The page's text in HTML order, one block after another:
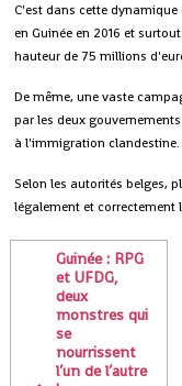
C'est dans cette
en Guinée en 2016 et
hauteur de 75 millions
De même, une vaste
par les deux
à l'immigration clandestine.
Selon les autorités belges,
légalement et correctement
Guinée : RPG
et UFDG,
deux
monstres qui
se
nourrissent
l’un de l’autre